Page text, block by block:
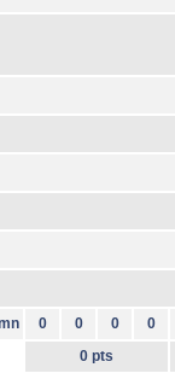
0 0 0 0
0 pts